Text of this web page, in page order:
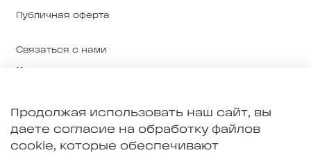
Публичная оферта
Связаться с нами
О ткани и производстве
Примерка в Екатеринбурге
Продолжая использовать наш сайт, вы
даете согласие на обработку файлов
cookie, которые обеспечивают